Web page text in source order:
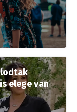
elege van